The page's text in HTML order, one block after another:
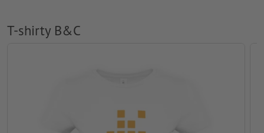
T-shirty B&C